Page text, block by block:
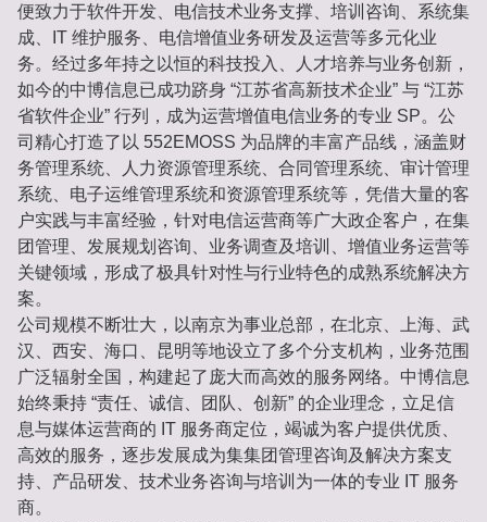
便致力于软件开发、电信技术业务支撑、培训咨询、系统集
成、IT 维护服务、电信增值业务研发及运营等多元化业
务。经过多年持之以恒的科技投入、人才培养与业务创新，
如今的中博信息已成功跻身 “江苏省高新技术企业” 与 “江苏
省软件企业” 行列，成为运营增值电信业务的专业 SP。公
司精心打造了以 552EMOSS 为品牌的丰富产品线，涵盖财
务管理系统、人力资源管理系统、合同管理系统、审计管理
系统、电子运维管理系统和资源管理系统等，凭借大量的客
户实践与丰富经验，针对电信运营商等广大政企客户，在集
团管理、发展规划咨询、业务调查及培训、增值业务运营等
关键领域，形成了极具针对性与行业特色的成熟系统解决方
案。
公司规模不断壮大，以南京为事业总部，在北京、上海、武
汉、西安、海口、昆明等地设立了多个分支机构，业务范围
广泛辐射全国，构建起了庞大而高效的服务网络。中博信息
始终秉持 “责任、诚信、团队、创新” 的企业理念，立足信
息与媒体运营商的 IT 服务商定位，竭诚为客户提供优质、
高效的服务，逐步发展成为集集团管理咨询及解决方案支
持、产品研发、技术业务咨询与培训为一体的专业 IT 服务
商。